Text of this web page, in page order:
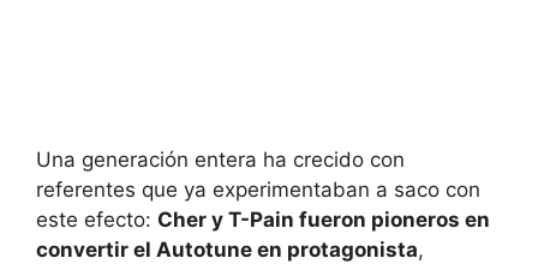
Una generación entera ha crecido con
referentes que ya experimentaban a saco con
este efecto: Cher y T-Pain fueron pioneros en
convertir el Autotune en protagonista,